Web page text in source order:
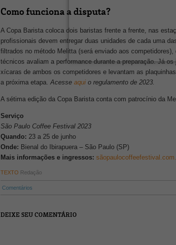
Como funciona a disputa?
A Copa Barista coloca dois baristas frente a frente, nas
profissionais devem entregar duas unidades de cada uma
filtrados no método Melitta (será enviado aos
técnicos avaliam a performance durante a preparação. Já
xícaras de ambos os competidores e levantam as
a próxima etapa.Acesse aqui o regulamento de 2023.
A sétima edição da Copa Barista conta com patrocínio da
Serviço
São Paulo Coffee Festival 2023
Quando: 23 a 25 de junho
Onde: Bienal do Ibirapuera – São Paulo (SP)
Mais informações e ingressos:
TEXTO Redação
Comentários
DEIXE SEU COMENTÁRIO